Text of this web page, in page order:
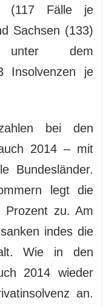
(117 Fälle je
Sachsen (133)
dem
Insolvenzen je
bei den
2014 – mit
Bundesländer.
legt die
zu. Am
indes die
Wie in den
2014 wieder
an.